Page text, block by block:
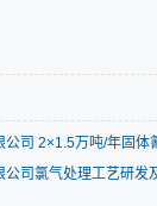
司 2×1.5万吨/年固
司氯气处理工艺研发